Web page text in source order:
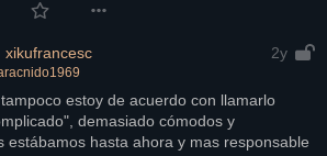
xikufrancesc 2y
estoy de acuerdo con llamarlo
demasiado cómodos y
estábamos hasta ahora y mas responsable